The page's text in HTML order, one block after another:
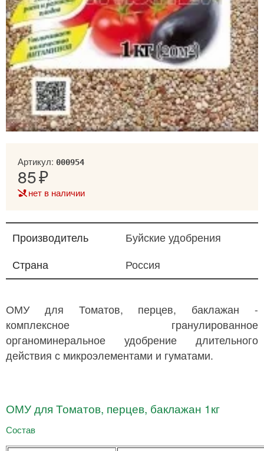
Артикул: 000954
85
нет в наличии
Производитель
Буйские удобрения
Страна
Россия
ОМУ для Томатов, перцев, баклажан -
комплексное гранулированное
органоминеральное удобрение длительного
действия с микроэлементами и гуматами.
ОМУ для Томатов, перцев, баклажан 1кг
Состав